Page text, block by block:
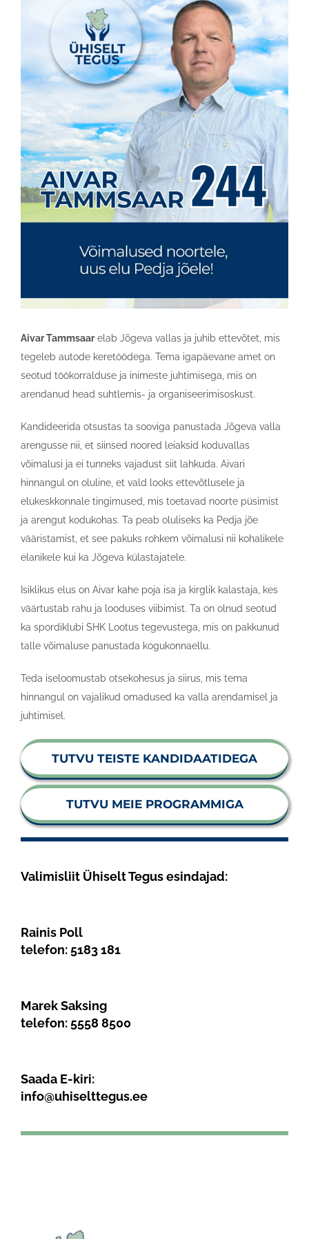
Privaatsusreeglid
Reklaam
Aivar Tammsaarelab Jõgeva vallas ja juhib ettevõtet, mis
tegeleb autode keretöödega. Tema igapäevane amet on
seotud töökorralduse ja inimeste juhtimisega, mis on
arendanud head suhtlemis- ja organiseerimisoskust.
Kandideerida otsustas ta sooviga panustada Jõgeva valla
arengusse nii, et siinsed noored leiaksid koduvallas
võimalusi ja ei tunneks vajadust siit lahkuda. Aivari
hinnangul on oluline, et vald looks ettevõtlusele ja
elukeskkonnale tingimused, mis toetavad noorte püsimist
ja arengut kodukohas. Ta peab oluliseks ka Pedja jõe
vääristamist, et see pakuks rohkem võimalusi nii kohalikele
elanikele kui ka Jõgeva külastajatele.
Isiklikus elus on Aivar kahe poja isa ja kirglik kalastaja, kes
väärtustab rahu ja looduses viibimist. Ta on olnud seotud
ka spordiklubi SHK Lootus tegevustega, mis on pakkunud
talle võimaluse panustada kogukonnaellu.
Teda iseloomustab otsekohesus ja siirus, mis tema
hinnangul on vajalikud omadused ka valla arendamisel ja
juhtimisel.
TUTVU TEISTE KANDIDAATIDEGA
TUTVU MEIE PROGRAMMIGA
Valimisliit Ühiselt Tegus esindajad:
Rainis Poll
telefon: 5183 181
Marek Saksing
telefon: 5558 8500
Saada E-kiri:
info@uhiselttegus.ee